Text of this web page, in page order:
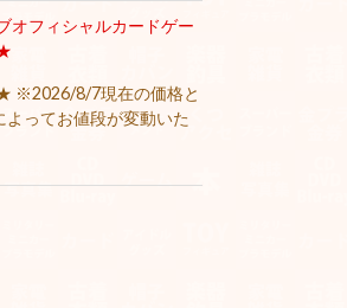
オフィシャルカードゲー
※2026/8/7現在の価格と
よってお値段が変動いた